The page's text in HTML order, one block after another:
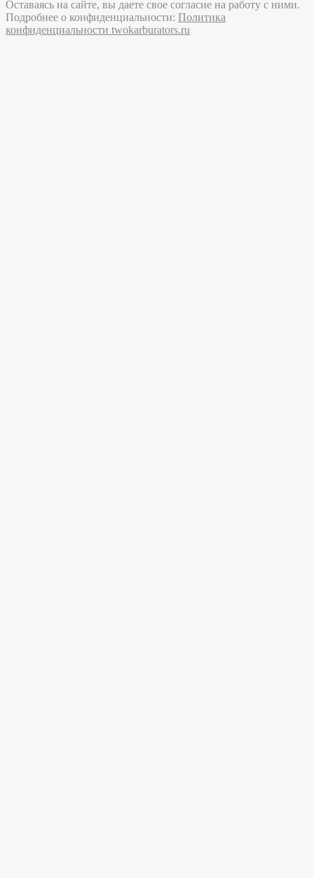
Оставаясь на сайте, вы даете свое согласие на работу с ними.
Подробнее о конфиденциальности: Политика
конфиденциальности twokarburators.ru